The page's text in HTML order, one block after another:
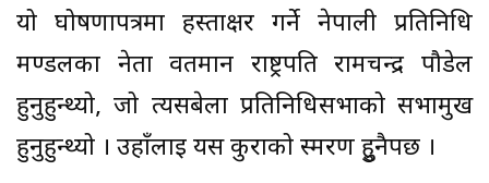
यो घोषणापत्रमा हस्ताक्षर गर्ने नेपाली प्रतिनिधि
मण्डलका नेता वर्तमान राष्ट्रपति रामचन्द्र पौडेल
हुनुहुन्थ्यो, जो त्यसबेला प्रतिनिधिसभाको सभामुख
हुनुहुन्थ्यो । उहाँलाई यस कुराको स्मरण हुुनैपर्छ ।